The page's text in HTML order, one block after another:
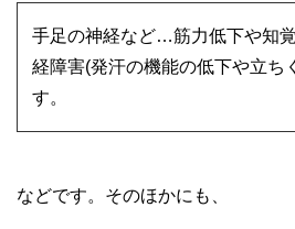
手足の神経など…筋力低下や知
経障害(発汗の機能の低下や立ち
す。
などです。そのほかにも、